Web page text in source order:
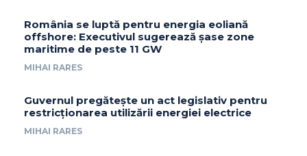
România se luptă pentru energia eoliană
offshore: Executivul sugerează șase zone
maritime de peste 11 GW
MIHAI RARES
Guvernul pregătește un act legislativ pentru
restricționarea utilizării energiei electrice
MIHAI RARES